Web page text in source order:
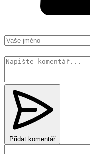
Přidat komentář